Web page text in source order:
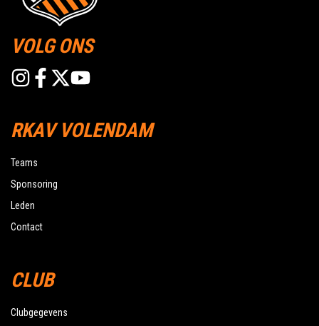
VOLG ONS
RKAV VOLENDAM
Teams
Sponsoring
Leden
Contact
CLUB
Clubgegevens